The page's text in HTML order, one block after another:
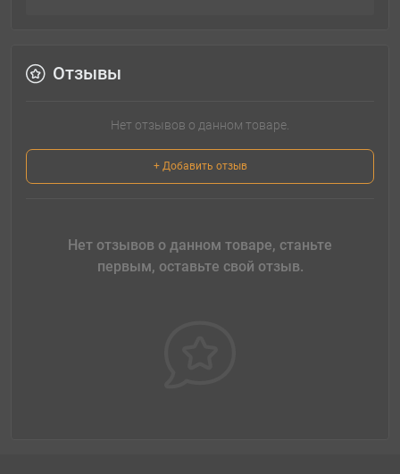
Отзывы
Нет отзывов о данном товаре.
+ Добавить отзыв
Нет отзывов о данном товаре, станьте
первым, оставьте свой отзыв.